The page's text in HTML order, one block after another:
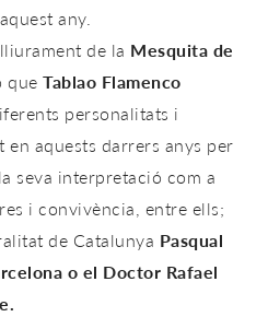
any.
de la Mesquita de
queTablao Flamenco
personalitats i
aquests darrers anys per
seva interpretació com a
i convivència, entre ells;
de Catalunya Pasqual
o el Doctor Rafael